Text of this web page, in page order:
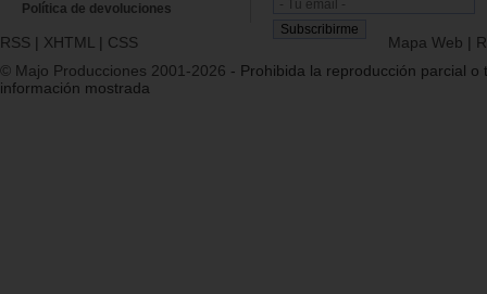
Política de devoluciones
RSS | XHTML | CSS Mapa Web |
© Majo Producciones 2001-2026 - Prohibida la reproducción parcial o
información mostrada